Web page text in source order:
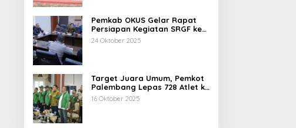
Pemkab OKUS Gelar Rapat
Persiapan Kegiatan SRGF ke-
VII dan FDR ke-XXIV Tahun
2025
24 Oktober 2025
Target Juara Umum, Pemkot
Palembang Lepas 728 Atlet ke
Porprov XV Muba
16 Oktober 2025